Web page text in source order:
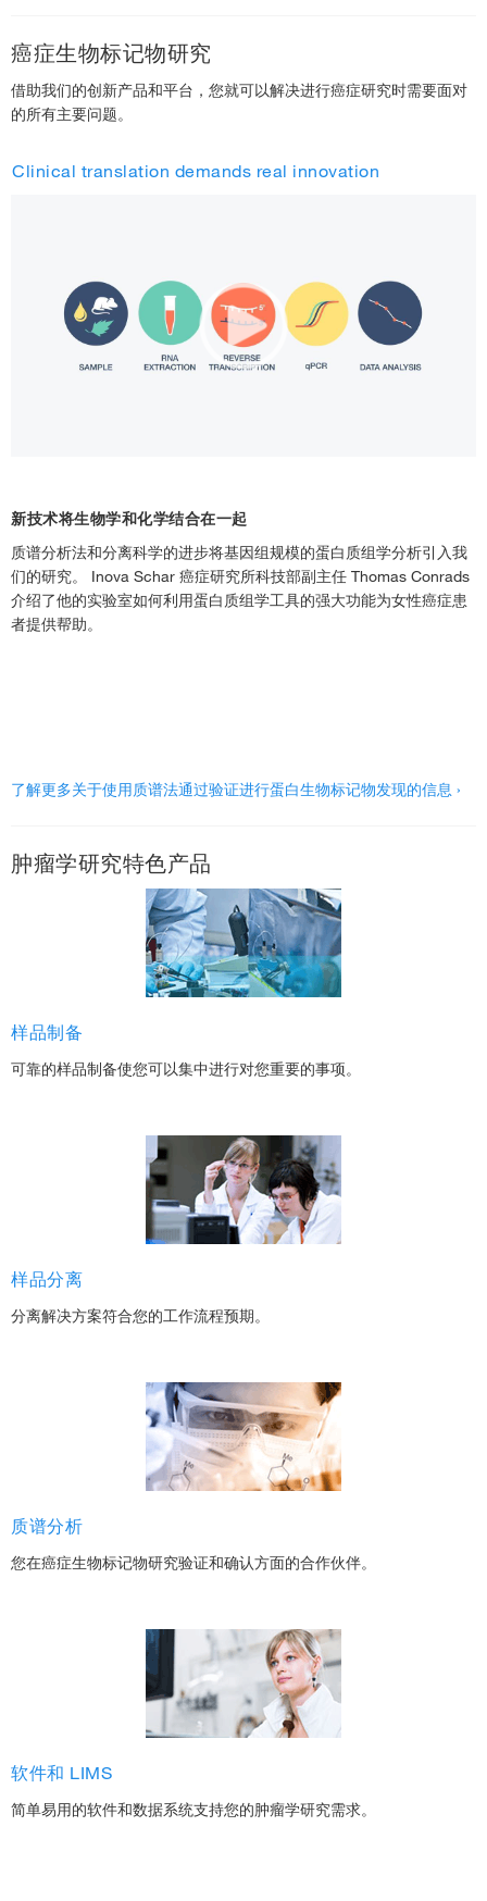
癌症生物标记物研究
借助我们的创新产品和平台，您就可以解决进行癌症研究时需要面对
的所有主要问题。
Clinical translation demands real innovation
新技术将生物学和化学结合在一起
质谱分析法和分离科学的进步将基因组规模的蛋白质组学分析引入我
们的研究。 Inova Schar 癌症研究所科技部副主任 Thomas Conrads
介绍了他的实验室如何利用蛋白质组学工具的强大功能为女性癌症患
者提供帮助。
了解更多关于使用质谱法通过验证进行蛋白生物标记物发现的信息 ›
肿瘤学研究特色产品
样品制备
可靠的样品制备使您可以集中进行对您重要的事项。
样品分离
分离解决方案符合您的工作流程预期。
质谱分析
您在癌症生物标记物研究验证和确认方面的合作伙伴。
软件和 LIMS
简单易用的软件和数据系统支持您的肿瘤学研究需求。